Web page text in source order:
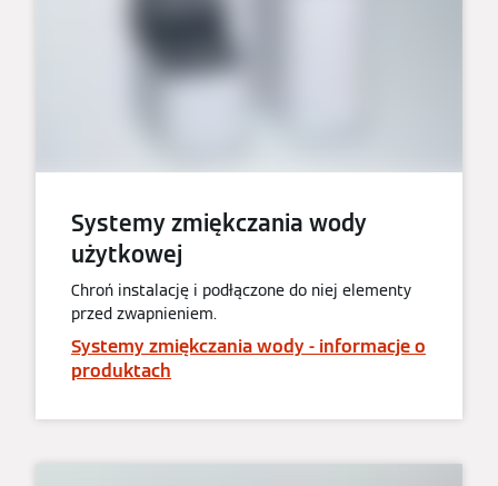
Systemy zmiękczania wody
użytkowej
Chroń instalację i podłączone do niej elementy
przed zwapnieniem.
Systemy zmiękczania wody - informacje o
produktach